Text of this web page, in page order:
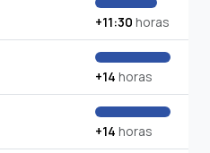
+11:30 horas
+14 horas
+14 horas